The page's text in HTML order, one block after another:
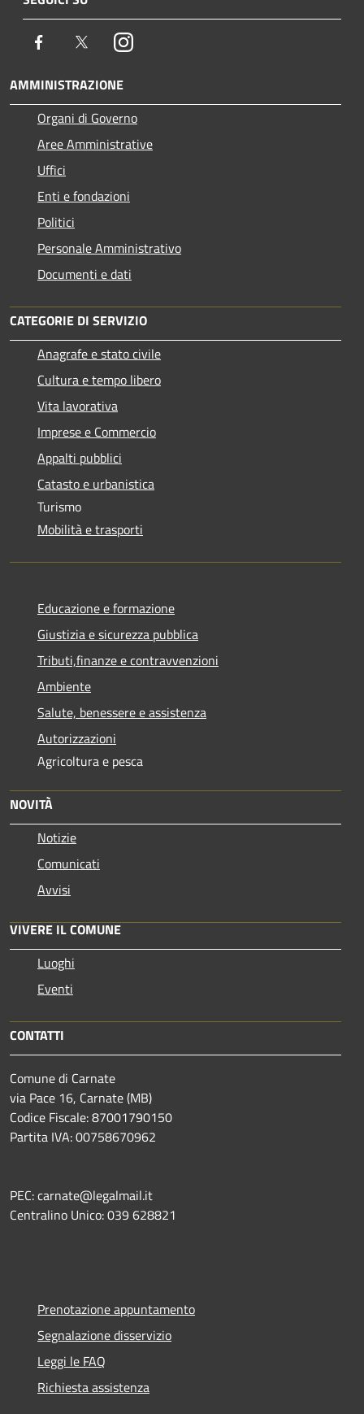
Facebook TwitterInstagram
AMMINISTRAZIONE
Organi di Governo
Aree Amministrative
Uffici
Enti e fondazioni
Politici
Personale Amministrativo
Documenti e dati
CATEGORIE DI SERVIZIO
Anagrafe e stato civile
Cultura e tempo libero
Vita lavorativa
Imprese e Commercio
Appalti pubblici
Catasto e urbanistica
Turismo
Mobilità e trasporti
Educazione e formazione
Giustizia e sicurezza pubblica
Tributi,finanze e contravvenzioni
Ambiente
Salute, benessere e assistenza
Autorizzazioni
Agricoltura e pesca
NOVITÀ
Notizie
Comunicati
Avvisi
VIVERE IL COMUNE
Luoghi
Eventi
CONTATTI
Comune di Carnate
via Pace 16, Carnate (MB)
Codice Fiscale: 87001790150
Partita IVA: 00758670962
PEC: carnate@legalmail.it
Centralino Unico: 039 628821
Prenotazione appuntamento
Segnalazione disservizio
Leggi le FAQ
Richiesta assistenza